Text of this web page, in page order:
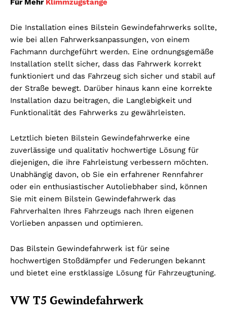
Für Mehr Klimmzugstange
Die Installation eines Bilstein Gewindefahrwerks sollte,
wie bei allen Fahrwerksanpassungen, von einem
Fachmann durchgeführt werden. Eine ordnungsgemäße
Installation stellt sicher, dass das Fahrwerk korrekt
funktioniert und das Fahrzeug sich sicher und stabil auf
der Straße bewegt. Darüber hinaus kann eine korrekte
Installation dazu beitragen, die Langlebigkeit und
Funktionalität des Fahrwerks zu gewährleisten.
Letztlich bieten Bilstein Gewindefahrwerke eine
zuverlässige und qualitativ hochwertige Lösung für
diejenigen, die ihre Fahrleistung verbessern möchten.
Unabhängig davon, ob Sie ein erfahrener Rennfahrer
oder ein enthusiastischer Autoliebhaber sind, können
Sie mit einem Bilstein Gewindefahrwerk das
Fahrverhalten Ihres Fahrzeugs nach Ihren eigenen
Vorlieben anpassen und optimieren.
Das Bilstein Gewindefahrwerk ist für seine
hochwertigen Stoßdämpfer und Federungen bekannt
und bietet eine erstklassige Lösung für Fahrzeugtuning.
VW T5 Gewindefahrwerk